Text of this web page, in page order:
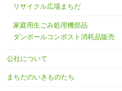
リサイクル広場まちだ
家庭用生ごみ処理機部品
ダンボールコンポスト消耗品販売
公社について
まちだのいきものたち